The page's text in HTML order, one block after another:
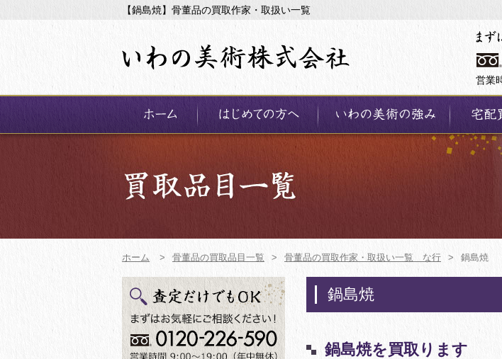
【鍋島焼】骨董品の買取作家・取扱い一覧
営業
ホーム > 骨董品の買取品目一覧 > 骨董品の買取作家・取扱い一覧 な行 > 鍋島焼
鍋島焼
鍋島焼を買取ります